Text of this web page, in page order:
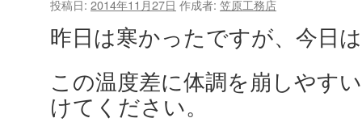
投稿日: 2014年11月27日 作成者: 笠原工務店
昨日は寒かったですが、今日
この温度差に体調を崩しやす
けてください。